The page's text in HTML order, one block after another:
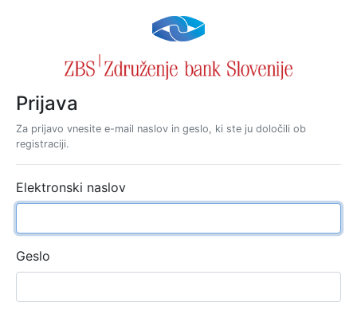
Prijava
Za prijavo vnesite e-mail naslov in geslo, ki ste ju določili ob
registraciji.
Elektronski naslov
Geslo